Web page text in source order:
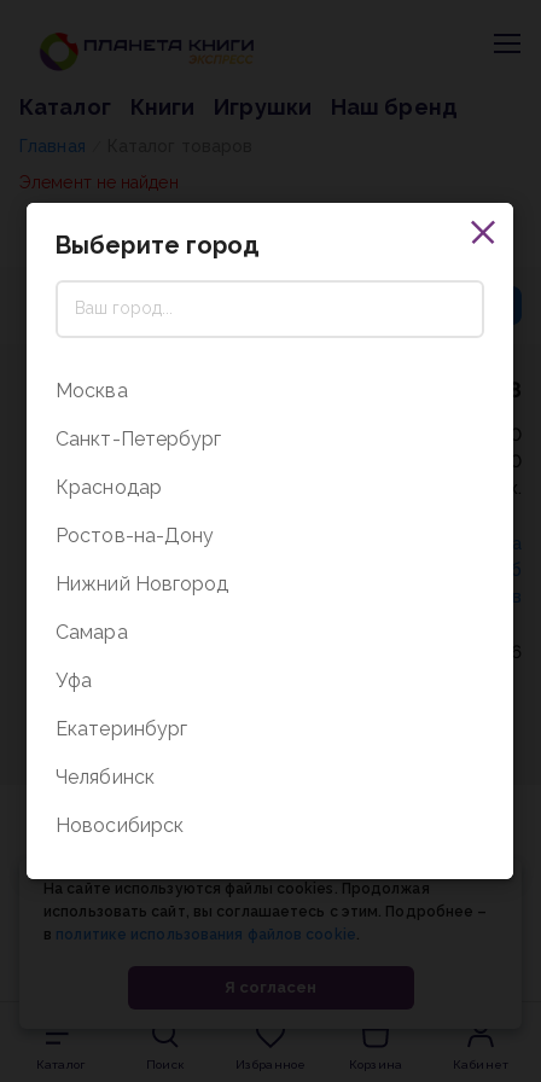
Каталог Книги Игрушки Наш бренд
Главная
Элемент не найден
8 (800) 5000-338
Режим работы - 9:30-20:00
в выходные и праздники - 10:00-19:00
без перерыва и выходных.
Политика конфиденциальности
СОГЛАСИЕ на
Соглашение об
использовании cookie-файлов
© Планета книги, 1998-2026
Каталог Поиск Избранное Корзина Кабинет
На сайте используются файлы cookies. Продолжая
использовать сайт, вы соглашаетесь с этим. Подробнее –
в политике использования файлов cookie.
Я согласен
Выберите город
Москва
Санкт-Петербург
Краснодар
Ростов-на-Дону
Нижний Новгород
Самара
Уфа
Екатеринбург
Челябинск
Новосибирск